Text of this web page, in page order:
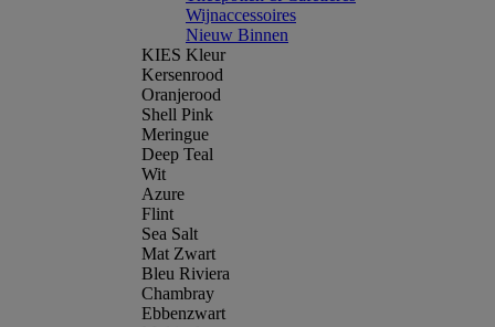
Wijnaccessoires
Nieuw Binnen
KIES Kleur
Kersenrood
Oranjerood
Shell Pink
Meringue
Deep Teal
Wit
Azure
Flint
Sea Salt
Mat Zwart
Bleu Riviera
Chambray
Ebbenzwart